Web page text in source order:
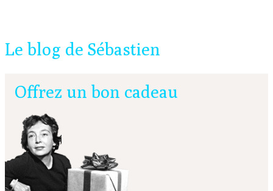
Le blog de Sébastien
Offrez un bon cadeau